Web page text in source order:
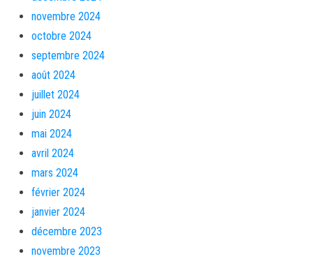
novembre 2024
octobre 2024
septembre 2024
août 2024
juillet 2024
juin 2024
mai 2024
avril 2024
mars 2024
février 2024
janvier 2024
décembre 2023
novembre 2023